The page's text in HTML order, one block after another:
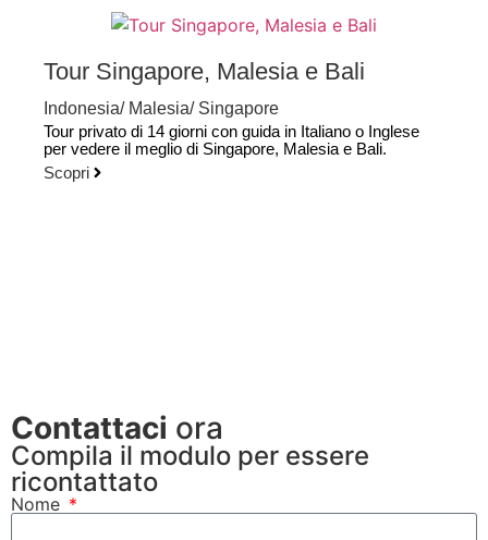
Tour Singapore, Malesia e Bali
Indonesia/ Malesia/ Singapore
Tour privato di 14 giorni con guida in Italiano o Inglese
per vedere il meglio di Singapore, Malesia e Bali.
Scopri
Contattaci ora
Compila il modulo per essere
ricontattato
Nome